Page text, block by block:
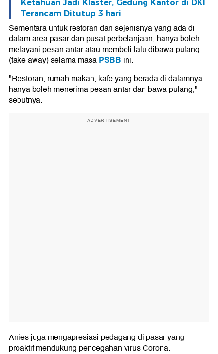
Ketahuan Jadi Klaster, Gedung Kantor di DKI
Terancam Ditutup 3 hari
Sementara untuk restoran dan sejenisnya yang ada di
dalam area pasar dan pusat perbelanjaan, hanya boleh
melayani pesan antar atau membeli lalu dibawa pulang
(take away) selama masaPSBB ini.
"Restoran, rumah makan, kafe yang berada di dalamnya
hanya boleh menerima pesan antar dan bawa pulang,"
sebutnya.
ADVERTISEMENT
Anies juga mengapresiasi pedagang di pasar yang
proaktif mendukung pencegahan virus Corona.